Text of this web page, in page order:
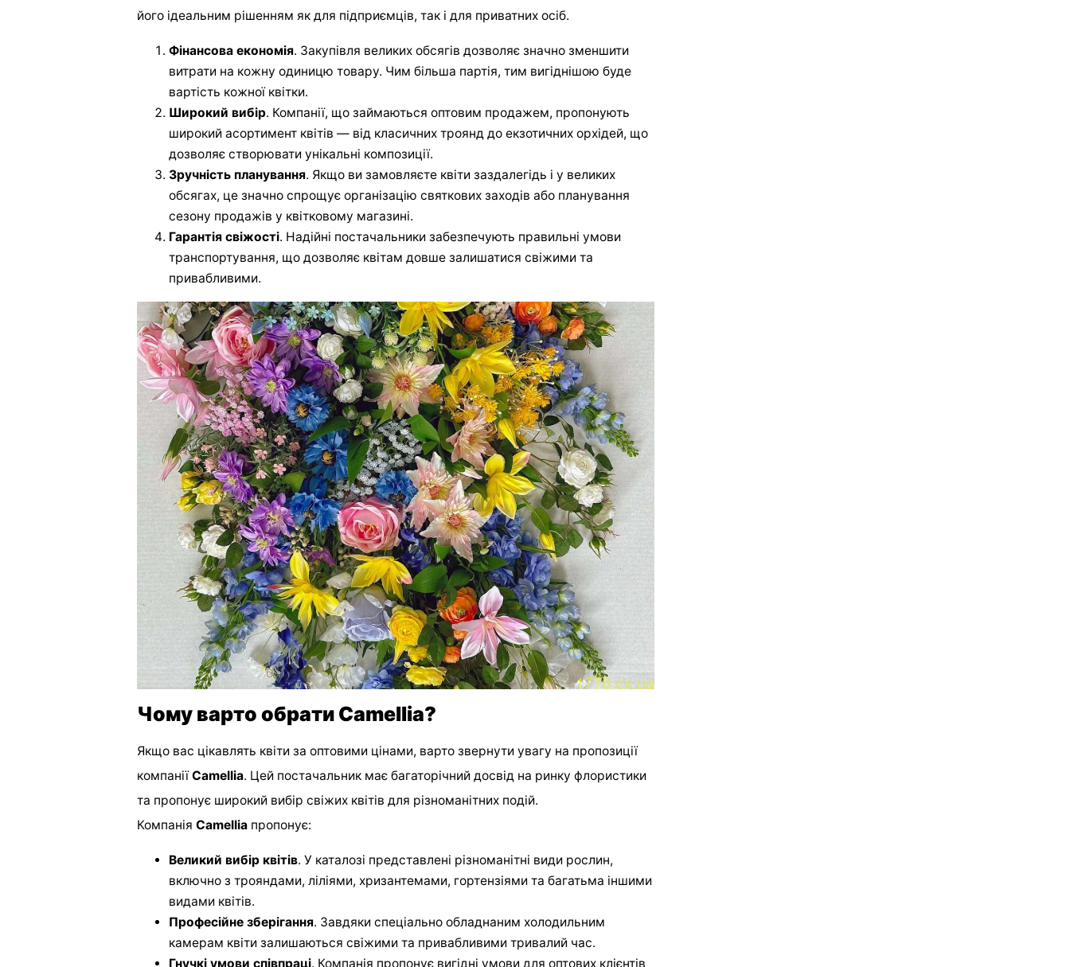
його ідеальним рішенням як для підприємців, так і для приватних осіб.
Фінансова економія. Закупівля великих обсягів дозволяє значно зменшити
витрати на кожну одиницю товару. Чим більша партія, тим вигіднішою буде
вартість кожної квітки.
Широкий вибір. Компанії, що займаються оптовим продажем, пропонують
широкий асортимент квітів — від класичних троянд до екзотичних орхідей, що
дозволяє створювати унікальні композиції.
Зручність планування. Якщо ви замовляєте квіти заздалегідь і у великих
обсягах, це значно спрощує організацію святкових заходів або планування
сезону продажів у квітковому магазині.
Гарантія свіжості. Надійні постачальники забезпечують правильні умови
транспортування, що дозволяє квітам довше залишатися свіжими та
привабливими.
Чому варто обрати Camellia?
Якщо вас цікавлять квіти за оптовими цінами, варто звернути увагу на пропозиції
компаніїCamellia. Цей постачальник має багаторічний досвід на ринку флористики
та пропонує широкий вибір свіжих квітів для різноманітних подій.
Компанія Camellia пропонує:
Великий вибір квітів. У каталозі представлені різноманітні види рослин,
включно з трояндами, ліліями, хризантемами, гортензіями та багатьма іншими
видами квітів.
Професійне зберігання. Завдяки спеціально обладнаним холодильним
камерам квіти залишаються свіжими та привабливими тривалий час.
Гнучкі умови співпраці. Компанія пропонує вигідні умови для оптових клієнтів